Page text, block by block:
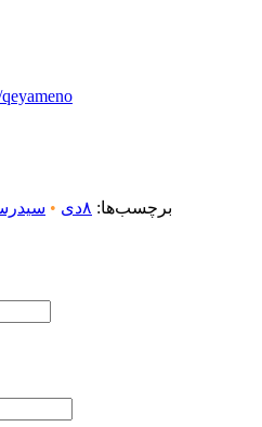
برچسب‌ها: ۸دی •